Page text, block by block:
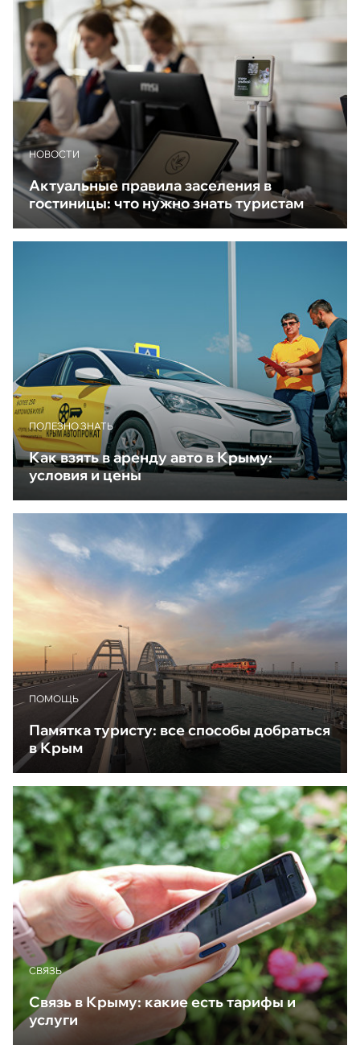
НОВОСТИ
Актуальные правила заселения в
гостиницы: что нужно знать туристам
ПОЛЕЗНО ЗНАТЬ
Как взять в аренду авто в Крыму:
условия и цены
ПОМОЩЬ
Памятка туристу: все способы добраться
в Крым
CВЯЗЬ
Связь в Крыму: какие есть тарифы и
услуги